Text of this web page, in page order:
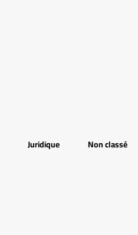
Juridique Non classé